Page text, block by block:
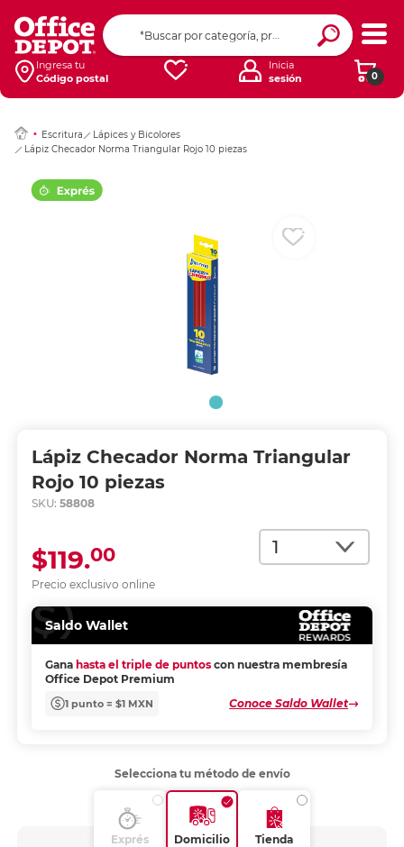
Ingresa tu
Código postal
0
Inicia
sesión
Escritura
Lápices y Bicolores
Lápiz Checador Norma Triangular Rojo 10 piezas
Lápiz Checador Norma Triangular
Rojo 10 piezas
SKU: 58808
Cantidad
Precio exclusivo online
$119.00
Saldo Wallet
Gana hasta el triple de puntos con nuestra membresía
Office Depot Premium
1 punto = $1 MXN Conoce Saldo Wallet
Ingresar Codigo
Selecciona tu método de envío
Exprés Domicilio Tienda